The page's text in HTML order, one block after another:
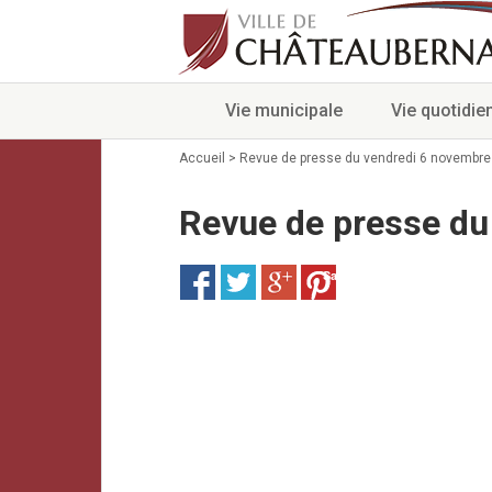
Vie municipale Vie
Accueil > Revue de presse du vendredi 6
Revue de presse
Save